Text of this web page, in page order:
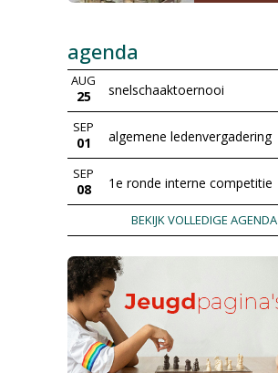
agenda
AUG
25 snelschaaktoernooi
SEP
01 algemene ledenvergadering
SEP
08 1e ronde interne competitie
BEKIJK VOLLEDIGE AGENDA